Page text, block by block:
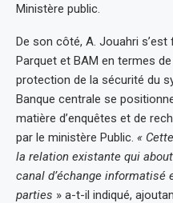
Ministère public.
De son côté, A. Jouahri
Parquet et BAM en termes
protection de la sécurité du
Banque centrale se
matière d’enquêtes et de
par le ministère Public. «
la relation existante qui
canal d’échange
parties » a-t-il indiqué,